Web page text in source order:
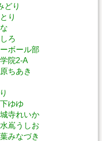
どり
り
ろ
ボール部
院2-A
ちあき
ゆゆ
寺れいか
嶌うしお
みなづき